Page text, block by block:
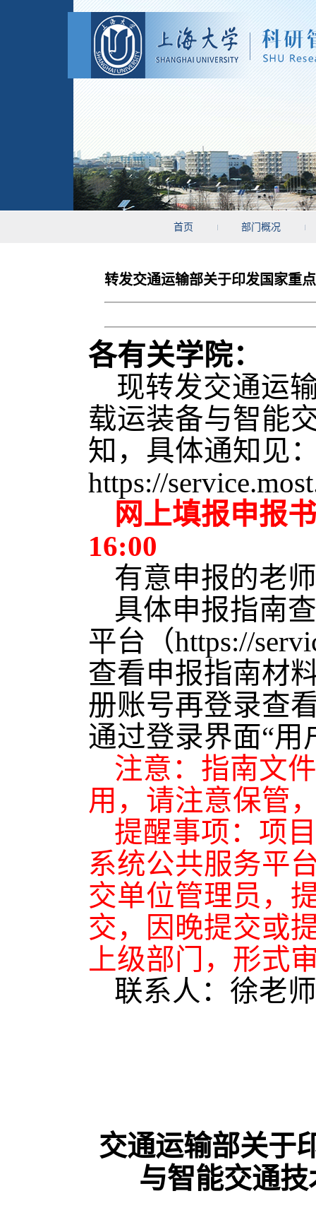
首页 部门概况
转发交通运输部关于印发国家重
各有关学院：
现转发交通运
载运装备与智能
知，具体通知见
https://
网上填报申报
16:00
有意申报的老
具体申报指南
平台（https://
查看申报指南材
册账号再登录查
通过登录界面“用
注意：指南文
用，请注意保管
提醒事项：项
系统公共服务平
交单位管理员，
交，因晚提交或
上级部门，形式
联系人：徐老师
交通运输部关于
与智能交通